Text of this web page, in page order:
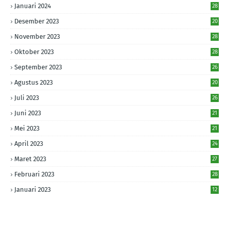
Januari 2024 28
Desember 2023 20
November 2023 28
Oktober 2023 28
September 2023 26
Agustus 2023 20
Juli 2023 26
Juni 2023 21
Mei 2023 21
April 2023 24
Maret 2023 27
Februari 2023 28
Januari 2023 12